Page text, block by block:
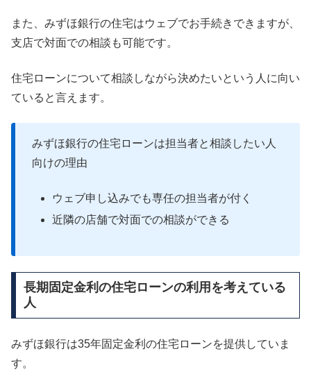
また、みずほ銀行の住宅はウェブでお手続きできますが、
支店で対面での相談も可能です。
住宅ローンについて相談しながら決めたいという人に向い
ていると言えます。
みずほ銀行の住宅ローンは担当者と相談したい人
向けの理由
ウェブ申し込みでも専任の担当者が付く
近隣の店舗で対面での相談ができる
長期固定金利の住宅ローンの利用を考えている
人
みずほ銀行は35年固定金利の住宅ローンを提供していま
す。